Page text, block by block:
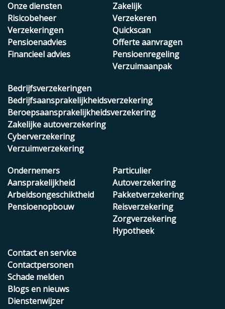
Onze diensten
Risicobeheer
Verzekeringen
Pensioenadvies
Financieel advies
Zakelijk
Verzekeren
Quickscan
Offerte aanvragen
Pensioenregeling
Verzuimaanpak
Bedrijfsverzekeringen
Bedrijfsaansprakelijkheidsverzekering
Beroepsaansprakelijkheidsverzekering
Zakelijke autoverzekering
Cyberverzekering
Verzuimverzekering
Ondernemers
Aansprakelijkheid
Arbeidsongeschiktheid
Pensioenopbouw
Particulier
Autoverzekering
Pakketverzekering
Reisverzekering
Zorgverzekering
Hypotheek
Contact en service
Contactpersonen
Schade melden
Blogs en nieuws
Dienstenwijzer